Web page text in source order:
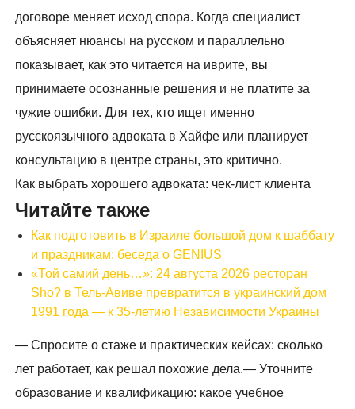
договоре меняет исход спора. Когда специалист
объясняет нюансы на русском и параллельно
показывает, как это читается на иврите, вы
принимаете осознанные решения и не платите за
чужие ошибки. Для тех, кто ищет именно
русскоязычного адвоката в Хайфе или планирует
консультацию в центре страны, это критично.
Как выбрать хорошего адвоката: чек-лист клиента
Читайте также
Как подготовить в Израиле большой дом к шаббату
и праздникам: беседа о GENIUS
«Той самий день…»: 24 августа 2026 ресторан
Sho? в Тель-Авиве превратится в украинский дом
1991 года — к 35-летию Независимости Украины
— Спросите о стаже и практических кейсах: сколько
лет работает, как решал похожие дела.— Уточните
образование и квалификацию: какое учебное